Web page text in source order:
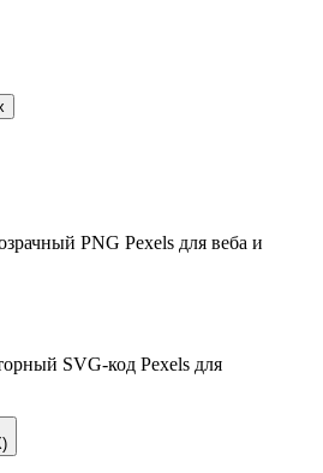
PNG Pexels для веба и
SVG-код Pexels для